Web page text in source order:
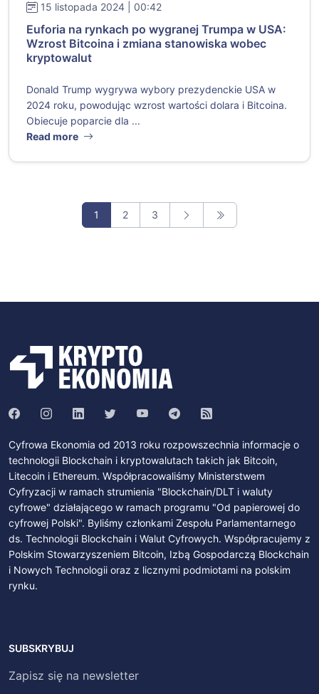
15 listopada 2024 | 00:42
Euforia na rynkach po wygranej Trumpa w USA:
Wzrost Bitcoina i zmiana stanowiska wobec
kryptowalut
Donald Trump wygrywa wybory prezydenckie USA w
2024 roku, powodując wzrost wartości dolara i Bitcoina.
Obiecuje poparcie dla ...
Read more
1 2 3
Cyfrowa Ekonomia od 2013 roku rozpowszechnia informacje o
technologii Blockchain i kryptowalutach takich jak Bitcoin,
Litecoin i Ethereum. Współpracowaliśmy Ministerstwem
Cyfryzacji w ramach strumienia "Blockchain/DLT i waluty
cyfrowe" działającego w ramach programu "Od papierowej do
cyfrowej Polski". Byliśmy członkami Zespołu Parlamentarnego
ds. Technologii Blockchain i Walut Cyfrowych. Współpracujemy z
Polskim Stowarzyszeniem Bitcoin, Izbą Gospodarczą Blockchain
i Nowych Technologii oraz z licznymi podmiotami na polskim
rynku.
SUBSKRYBUJ
Zapisz się na newsletter